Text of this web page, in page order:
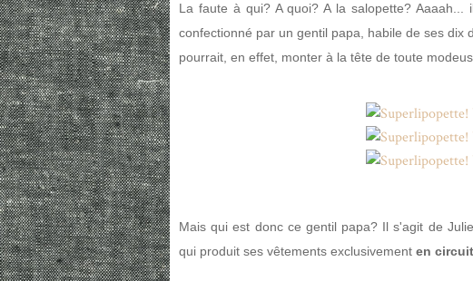
La faute à qui? A quoi? A la salopette?
confectionné par un gentil papa, habile de ses
pourrait, en effet, monter à la tête de toute
Mais qui est donc ce gentil papa? Il s'agit de
qui produit ses vêtements exclusivement en